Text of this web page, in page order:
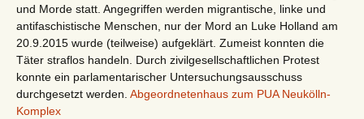
und Morde statt. Angegriffen werden migrantische, linke und
antifaschistische Menschen, nur der Mord an Luke Holland am
20.9.2015 wurde (teilweise) aufgeklärt. Zumeist konnten die
Täter straflos handeln. Durch zivilgesellschaftlichen Protest
konnte ein parlamentarischer Untersuchungsausschuss
durchgesetzt werden. Abgeordnetenhaus zum PUA Neukölln-
Komplex